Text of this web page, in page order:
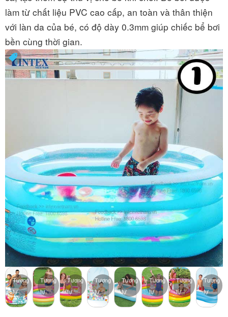
làm từ chất liệu PVC cao cấp, an toàn và thân thiện
với làn da của bé, có độ dày 0.3mm giúp chiếc bể bơi
bền cùng thời gian.
Tương
tự
Tương
tự
Tương
tự
Tương
tự
Tương
tự
Tương
tự
Tương
tự
Tương
tự